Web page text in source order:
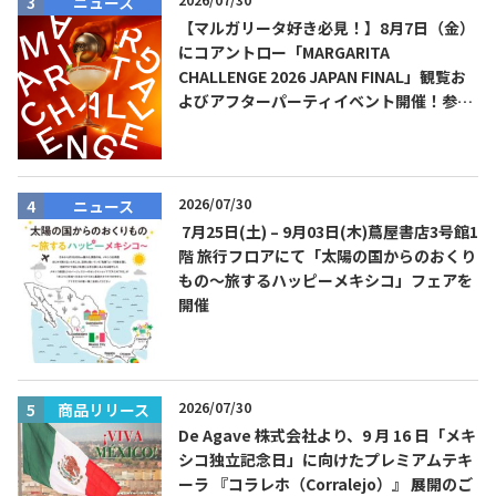
【マルガリータ好き必見！】8月7日（金）
にコアントロー「MARGARITA
CHALLENGE 2026 JAPAN FINAL」観覧お
よびアフターパーティイベント開催！参加
ニュース 2026/07/30
7月25日(土) – 9月03日(木)蔦屋書店3号館1
階 旅行フロアにて「太陽の国からのおくり
もの～旅するハッピーメキシコ」フェアを
開催
商品リリース 2026/07/30
De Agave 株式会社より、9 月 16 日「メキ
シコ独立記念日」に向けたプレミアムテキ
ーラ 『コラレホ（Corralejo）』 展開のご